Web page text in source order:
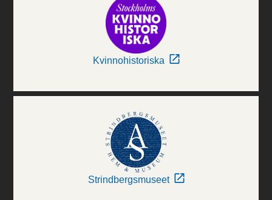
Kvinnohistoriska
Strindbergsmuseet